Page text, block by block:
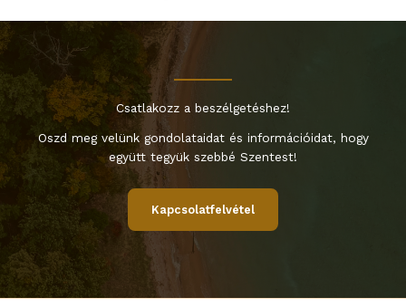
Csatlakozz a beszélgetéshez!
Oszd meg velünk gondolataidat és információidat, hogy
együtt tegyük szebbé Szentest!
Kapcsolatfelvétel